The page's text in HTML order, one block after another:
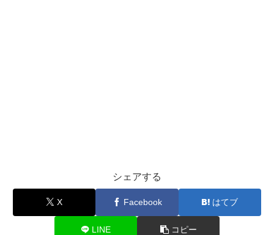
シェアする
X Facebook はてブ
LINE コピー